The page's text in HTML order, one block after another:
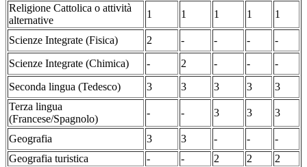
Religione Cattolica o attività
alternative
1 1 1 1 1
Scienze Integrate (Fisica) 2 - - -
-
Scienze Integrate (Chimica)
- 2 - -
-
Seconda lingua (Tedesco)
3 3 3 3
3
Terza lingua
(Francese/Spagnolo)
- - 3 3 3
Geografia 3 3 - -
-
Geografia turistica
- - 2 2
2